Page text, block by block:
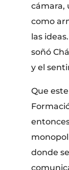
cámara,
como
las
soñó
y el
Que
donde